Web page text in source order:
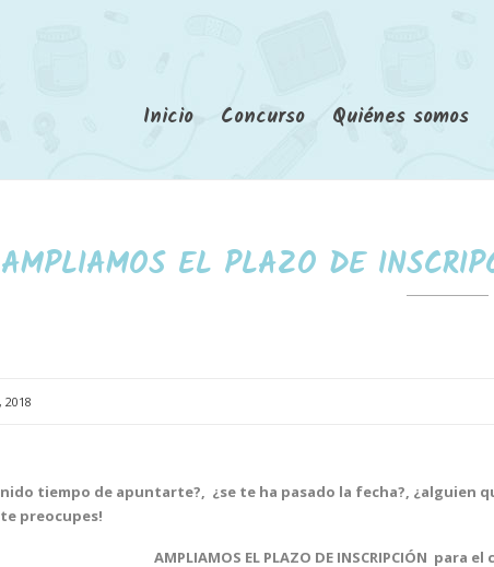
Inicio Concurso Quiénes somos
EL PLAZO DE
tiempo de apuntarte?, ¿se te ha pasado la fecha?, ¿alguien
te preocupes!
AMPLIAMOS EL PLAZO DE INSCRIPCIÓN para el